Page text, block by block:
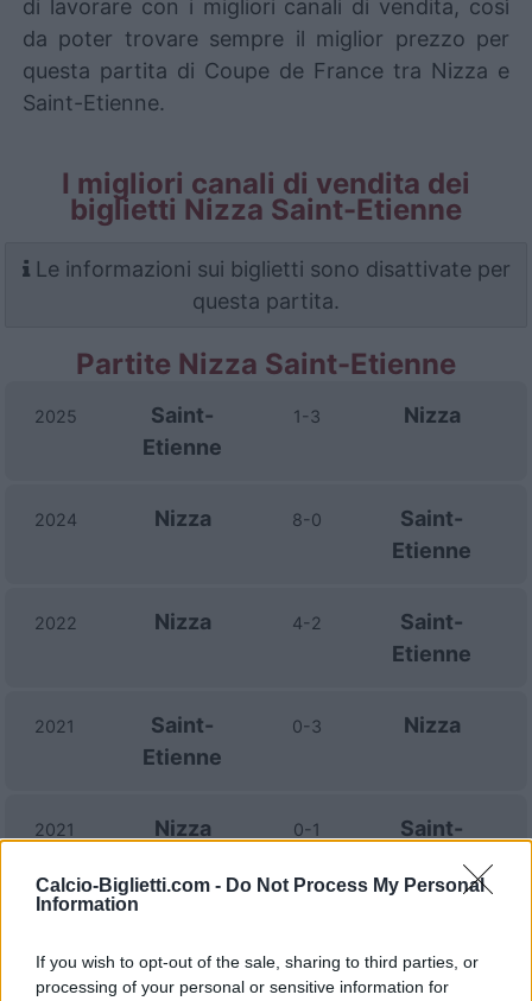
Calcio-Biglietti.com - Do Not Process My Personal
Information
If you wish to opt-out of the sale, sharing to third parties, or
processing of your personal or sensitive information for
di lavorare con i migliori canali di vendita, così
da poter trovare sempre il miglior prezzo per
questa partita di Coupe de France tra Nizza e
Saint-Etienne.
I migliori canali di vendita dei
biglietti Nizza Saint-Etienne
Le informazioni sui biglietti sono disattivate per
questa partita.
Partite Nizza Saint-Etienne
2025
Saint-
Etienne
1-3 Nizza
2024 Nizza 8-0
Saint-
Etienne
2022 Nizza 4-2
Saint-
Etienne
2021
Saint-
Etienne
0-3 Nizza
2021 Nizza 0-1
Saint-
Etienne
Etienne